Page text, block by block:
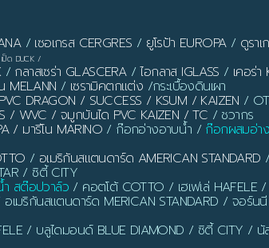
/ เซอเกรส CERGRES / ยูโรป้า EUROPA/ ดูราเ
เป็ด DUCK /
/ กลาสเซร่า GLASCERA/ไอกลาส IGLASS / เคอร่า
MELANN / เซรามิคตกแต่ง /กระเบื้องดินเผา
DRAGON / SUCCESS / KSUM / KAIZEN /
/ WVC / จมูกบันได PVC KAIZEN / TC / ชวากร
/ มารีโน MARINO / ก๊อกอ่างอาบน้ำ / ก๊อกผสมอ่า
/ อเมริกันสแตนดาร์ด AMERICAN STANDARD /
/ ซิตี้ CITY
ำ สต๊อปวาล์ว / คอตโต้ COTTO / เฮเฟเล่ HAFELE
เมริกันสแตนดาร์ด MERICAN STANDARD / จอ
/ บลูไดมอนด์ BLUE DIAMOND / ซิตี้ CITY / นั